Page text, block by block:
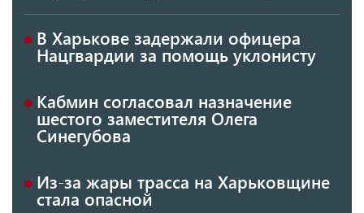
В Харькове задержали офицера
Нацгвардии за помощь уклонисту
Кабмин согласовал назначение
шестого заместителя Олега
Синегубова
Из-за жары трасса на Харьковщине
стала опасной